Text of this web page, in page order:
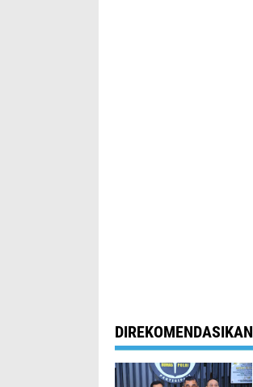
DIREKOMENDASIKAN